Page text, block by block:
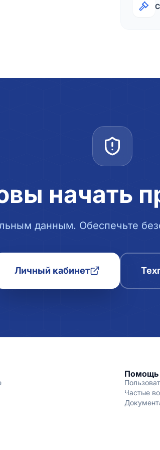
начать
данным. Обеспечьте
Личный кабинет
Помощь
Частые